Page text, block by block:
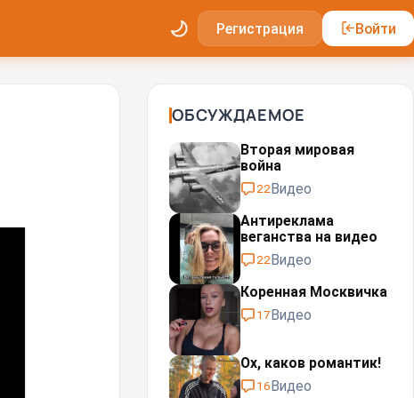
Регистрация Войти
ОБСУЖДАЕМОЕ
Вторая мировая
война
22Видео
Антиреклама
веганства на видео
22Видео
Коренная Москвичка
17Видео
Ох, каков романтик!
16Видео